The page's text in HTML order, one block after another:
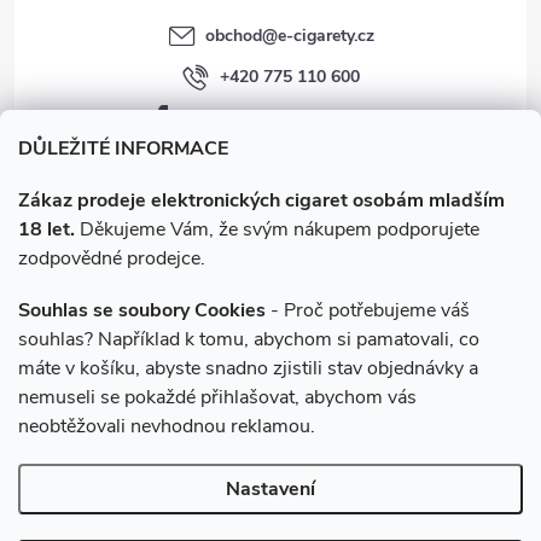
DŮLEŽITÉ INFORMACE
Zákaz prodeje elektronických cigaret osobám mladším
18 let. Děkujeme Vám, že svým nákupem podporujete
zodpovědné prodejce.
Souhlas se soubory Cookies - Proč potřebujeme váš
souhlas? Například k tomu, abychom si pamatovali, co
máte v košíku, abyste snadno zjistili stav objednávky a
nemuseli se pokaždé přihlašovat, abychom vás
neobtěžovali nevhodnou reklamou.
Nastavení
obchod@e-cigarety.cz
+420 775 110 600
facebook.com/e-cigarety.cz
Instagram
e-cigarety.cz. Všechna práva vyhrazena.
nastavení cookies